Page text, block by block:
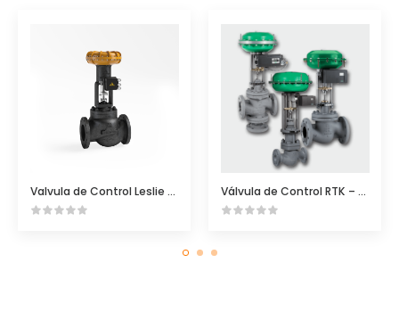
Valvula de Control Leslie Dboy Válvula de Control RTK – Linea Completa